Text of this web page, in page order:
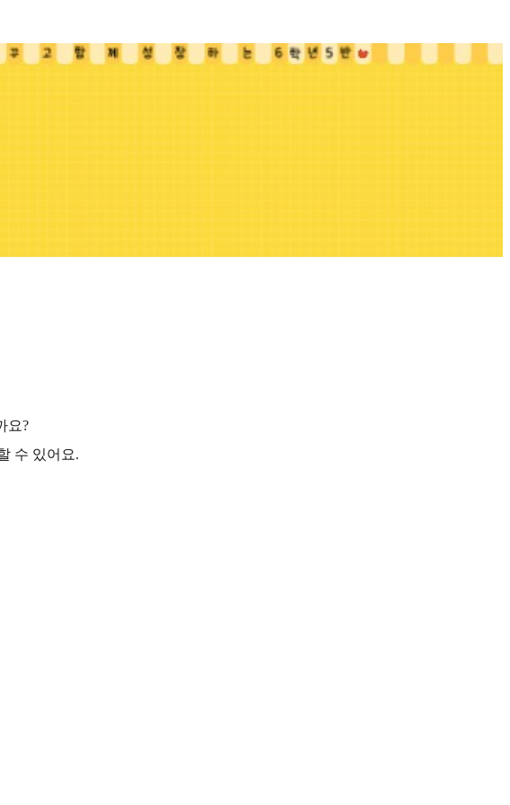
요?
수 있어요.